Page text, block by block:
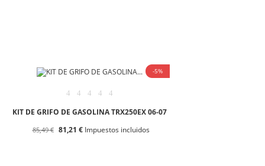
-5%
KIT DE GRIFO DE GASOLINA TRX250EX 06-07
85,49 € 81,21 €Impuestos incluidos